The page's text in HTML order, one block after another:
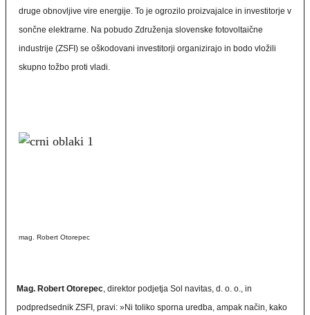
druge obnovljive vire energije. To je ogrozilo proizvajalce in investitorje v
sončne elektrarne. Na pobudo Združenja slovenske fotovoltaične
industrije (ZSFI) se oškodovani investitorji organizirajo in bodo vložili
skupno tožbo proti vladi.
mag. Robert Otorepec
Mag. Robert Otorepec, direktor podjetja Sol navitas, d. o. o., in
podpredsednik ZSFI, pravi: »Ni toliko sporna uredba, ampak način, kako